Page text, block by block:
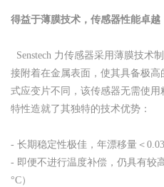
得益于薄膜技术，传感器性能卓越
Senstech 力传感器采用薄膜技术
接附着在金属表面，使其具备极
式应变片不同，该传感器无需使
特性造就了其独特的技术优势：
- 长期稳定性极佳，年漂移量＜
- 即便不进行温度补偿，仍具有较
°C）